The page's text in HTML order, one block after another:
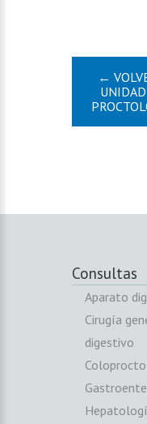
←
Consultas
Aparato
Cirugía
digestivo